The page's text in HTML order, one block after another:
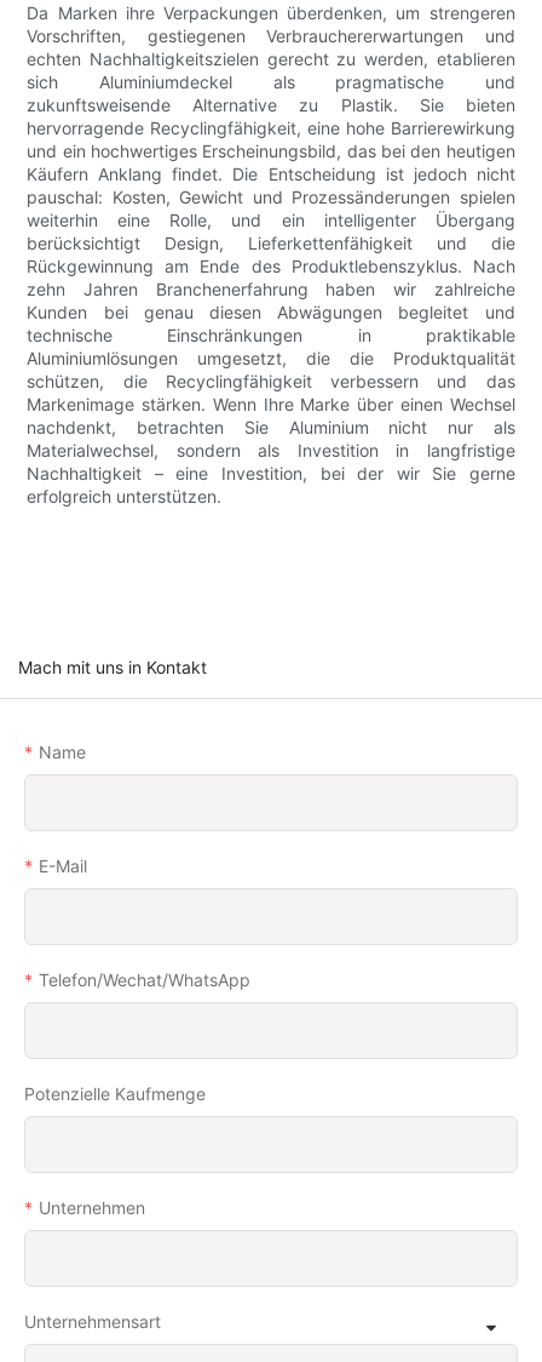
Da Marken ihre Verpackungen überdenken, um strengeren
Vorschriften, gestiegenen Verbrauchererwartungen und
echten Nachhaltigkeitszielen gerecht zu werden, etablieren
sich Aluminiumdeckel als pragmatische und
zukunftsweisende Alternative zu Plastik. Sie bieten
hervorragende Recyclingfähigkeit, eine hohe Barrierewirkung
und ein hochwertiges Erscheinungsbild, das bei den heutigen
Käufern Anklang findet. Die Entscheidung ist jedoch nicht
pauschal: Kosten, Gewicht und Prozessänderungen spielen
weiterhin eine Rolle, und ein intelligenter Übergang
berücksichtigt Design, Lieferkettenfähigkeit und die
Rückgewinnung am Ende des Produktlebenszyklus. Nach
zehn Jahren Branchenerfahrung haben wir zahlreiche
Kunden bei genau diesen Abwägungen begleitet und
technische Einschränkungen in praktikable
Aluminiumlösungen umgesetzt, die die Produktqualität
schützen, die Recyclingfähigkeit verbessern und das
Markenimage stärken. Wenn Ihre Marke über einen Wechsel
nachdenkt, betrachten Sie Aluminium nicht nur als
Materialwechsel, sondern als Investition in langfristige
Nachhaltigkeit – eine Investition, bei der wir Sie gerne
erfolgreich unterstützen.
Mach mit uns in Kontakt
Name
E-Mail
Telefon/Wechat/WhatsApp
Potenzielle Kaufmenge
Unternehmen
Unternehmensart